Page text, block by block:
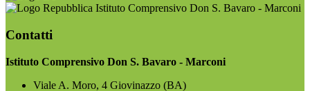
Istituto Comprensivo Don S. Bavaro - Marconi
Contatti
Istituto Comprensivo Don S. Bavaro - Marconi
Viale A. Moro, 4 Giovinazzo (BA)